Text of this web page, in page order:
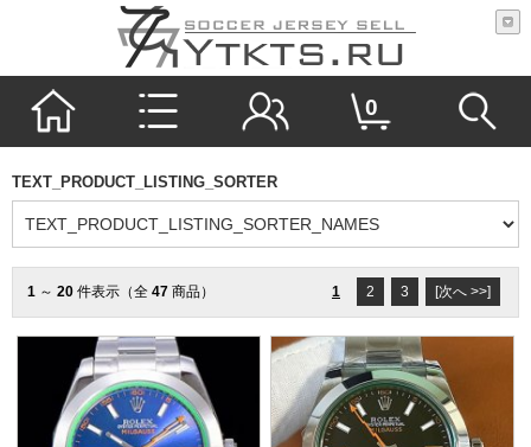
0
TEXT_PRODUCT_LISTING_SORTER
1 ～ 20 件表示（全 47 商品） 1 2 3 [次へ >>]